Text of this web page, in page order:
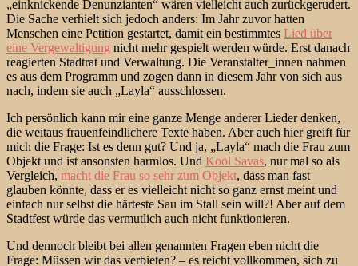
„einknickende Denunzianten“ wären vielleicht auch zurückgerudert.
Die Sache verhielt sich jedoch anders: Im Jahr zuvor hatten
Menschen eine Petition gestartet, damit ein bestimmtes Lied über
eine Vergewaltigung nicht mehr gespielt werden würde. Erst danach
reagierten Stadtrat und Verwaltung. Die Veranstalter_innen nahmen
es aus dem Programm und zogen dann in diesem Jahr von sich aus
nach, indem sie auch „Layla“ ausschlossen.
Ich persönlich kann mir eine ganze Menge anderer Lieder denken,
die weitaus frauenfeindlichere Texte haben. Aber auch hier greift für
mich die Frage: Ist es denn gut? Und ja, „Layla“ mach die Frau zum
Objekt und ist ansonsten harmlos. Und Kool Savas, nur mal so als
Vergleich, macht die Frau so sehr zum Objekt, dass man fast
glauben könnte, dass er es vielleicht nicht so ganz ernst meint und
einfach nur selbst die härteste Sau im Stall sein will?! Aber auf dem
Stadtfest würde das vermutlich auch nicht funktionieren.
Und dennoch bleibt bei allen genannten Fragen eben nicht die
Frage: Müssen wir das verbieten? – es reicht vollkommen, sich zu